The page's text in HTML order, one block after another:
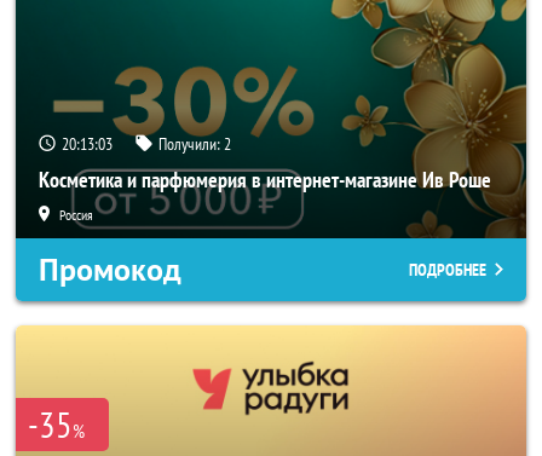
20:13:02 Получили:2
Косметика и парфюмерия в интернет-магазине Ив Роше
Россия
Промокод ПОДРОБНЕЕ
-35%